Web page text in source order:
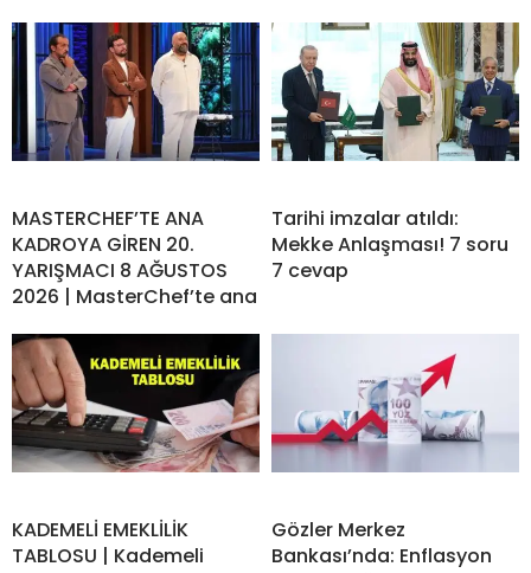
MASTERCHEF’TE ANA
KADROYA GİREN 20.
YARIŞMACI 8 AĞUSTOS
2026 | MasterChef’te ana
Tarihi imzalar atıldı:
Mekke Anlaşması! 7 soru
7 cevap
KADEMELİ EMEKLİLİK
TABLOSU | Kademeli
Gözler Merkez
Bankası’nda: Enflasyon